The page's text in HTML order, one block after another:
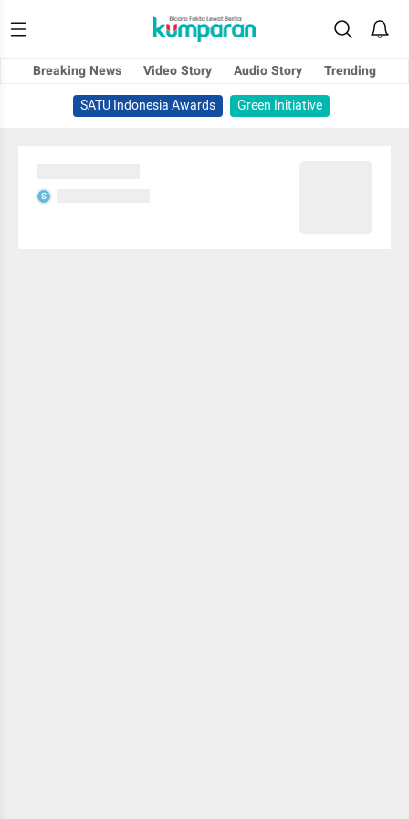
Breaking News Video Story Audio Story
Trending
SATU Indonesia Awards
Green Initiative
S